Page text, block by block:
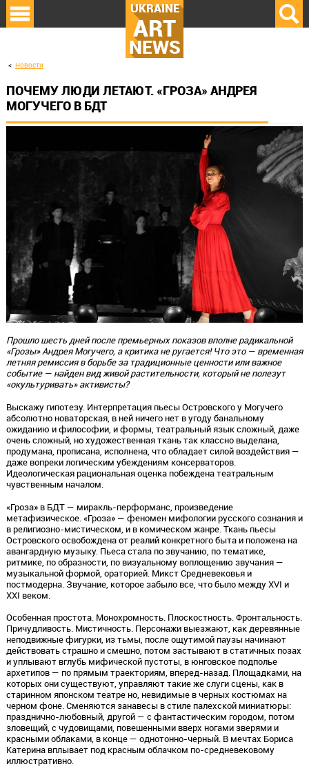
UKRAINE
ART
NEWS
Новости
ПОЧЕМУ ЛЮДИ ЛЕТАЮТ. «ГРОЗА» АНДРЕЯ
МОГУЧЕГО В БДТ
Прошло шесть дней после премьерных показов вполне радикальной
«Грозы» Андрея Могучего, а критика не ругается! Что это — временная
летняя ремиссия в борьбе за традиционные ценности или важное
событие — найден вид живой растительности, который не полезут
«окультуривать» активисты?
Выскажу гипотезу. Интерпретация пьесы Островского у Могучего
абсолютно новаторская, в ней ничего нет в угоду банальному
ожиданию и философии, и формы, театральный язык сложный, даже
очень сложный, но художественная ткань так классно выделана,
продумана, прописана, исполнена, что обладает силой воздействия —
даже вопреки логическим убеждениям консерваторов.
Идеологическая рациональная оценка побеждена театральным
чувственным началом.
«Гроза» в БДТ — миракль-перформанс, произведение
метафизическое. «Гроза» — феномен мифологии русского сознания и
в религиозно-мистическом, и в комическом жанре. Ткань пьесы
Островского освобождена от реалий конкретного быта и положена на
авангардную музыку. Пьеса стала по звучанию, по тематике,
ритмике, по образности, по визуальному воплощению звучания —
музыкальной формой, ораторией. Микст Средневековья и
постмодерна. Звучание, которое забыло все, что было между XVI и
XXI веком.
Особенная простота. Монохромность. Плоскостность. Фронтальность.
Причудливость. Мистичность. Персонажи выезжают, как деревянные
неподвижные фигурки, из тьмы, после ощутимой паузы начинают
действовать страшно и смешно, потом застывают в статичных позах
и уплывают вглубь мифической пустоты, в юнговское подполье
архетипов — по прямым траекториям, вперед-назад. Площадками, на
которых они существуют, управляют такие же слуги сцены, как в
старинном японском театре но, невидимые в черных костюмах на
черном фоне. Сменяются занавесы в стиле палехской миниатюры:
празднично-любовный, другой — с фантастическим городом, потом
зловещий, с чудовищами, повешенными вверх ногами зверями и
красными облаками, в конце — однотонно-черный. В мечтах Бориса
Катерина вплывает под красным облачком по-средневековому
иллюстративно.